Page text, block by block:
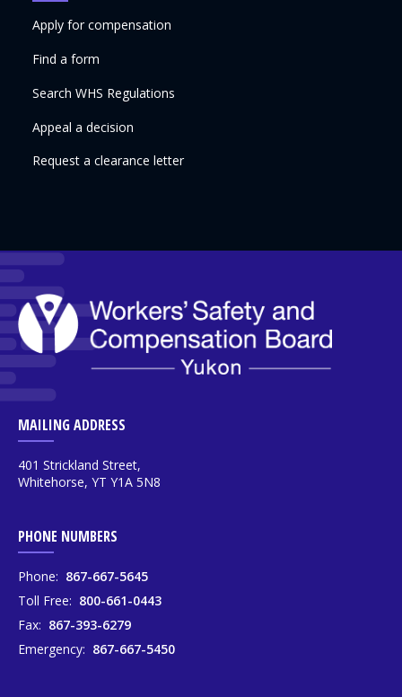
MAILING ADDRESS
401 Strickland Street,
Whitehorse, YT Y1A 5N8
PHONE NUMBERS
Phone: 867-667-5645
Toll Free: 800-661-0443
Fax: 867-393-6279
Emergency: 867-667-5450
Apply for compensation
Find a form
Search WHS Regulations
Appeal a decision
Request a clearance letter